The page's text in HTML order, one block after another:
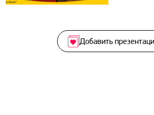
Добавить